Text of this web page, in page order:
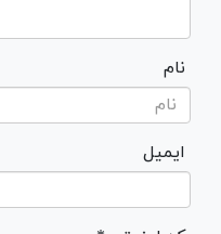
نام
ایمیل